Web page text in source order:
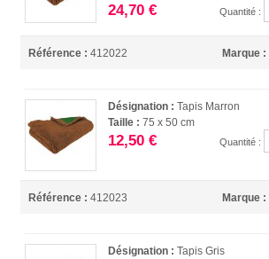
24,70 € Quantité :
Référence : 412022 Marque :
Désignation :Tapis Marron
Taille :75 x 50 cm
12,50 € Quantité :
Référence : 412023 Marque :
Désignation :Tapis Gris